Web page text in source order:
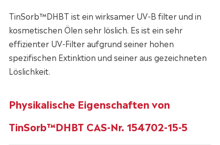
TinSorb™DHBT ist ein wirksamer UV-B filter und in
kosmetischen Ölen sehr löslich. Es ist ein sehr
effizienter UV-Filter aufgrund seiner hohen
spezifischen Extinktion und seiner aus gezeichneten
Löslichkeit.
Physikalische Eigenschaften von
TinSorb™DHBT CAS-Nr. 154702-15-5